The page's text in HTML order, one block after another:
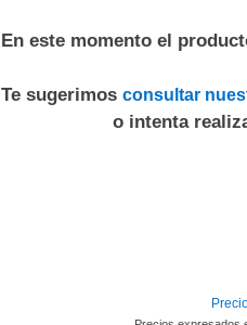
En este momento el
Te sugerimos consultar
o intenta